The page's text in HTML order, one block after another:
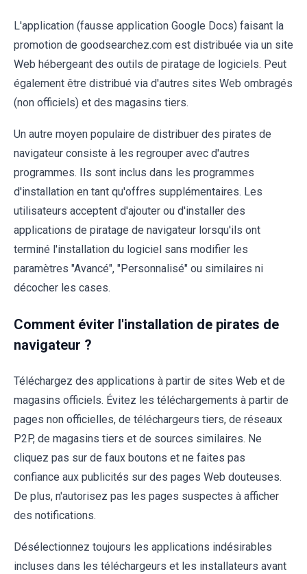
L'application (fausse application Google Docs) faisant la
promotion de goodsearchez.com est distribuée via un site
Web hébergeant des outils de piratage de logiciels. Peut
également être distribué via d'autres sites Web ombragés
(non officiels) et des magasins tiers.
Un autre moyen populaire de distribuer des pirates de
navigateur consiste à les regrouper avec d'autres
programmes. Ils sont inclus dans les programmes
d'installation en tant qu'offres supplémentaires. Les
utilisateurs acceptent d'ajouter ou d'installer des
applications de piratage de navigateur lorsqu'ils ont
terminé l'installation du logiciel sans modifier les
paramètres "Avancé", "Personnalisé" ou similaires ni
décocher les cases.
Comment éviter l'installation de pirates de
navigateur ?
Téléchargez des applications à partir de sites Web et de
magasins officiels. Évitez les téléchargements à partir de
pages non officielles, de téléchargeurs tiers, de réseaux
P2P, de magasins tiers et de sources similaires. Ne
cliquez pas sur de faux boutons et ne faites pas
confiance aux publicités sur des pages Web douteuses.
De plus, n'autorisez pas les pages suspectes à afficher
des notifications.
Désélectionnez toujours les applications indésirables
incluses dans les téléchargeurs et les installateurs avant